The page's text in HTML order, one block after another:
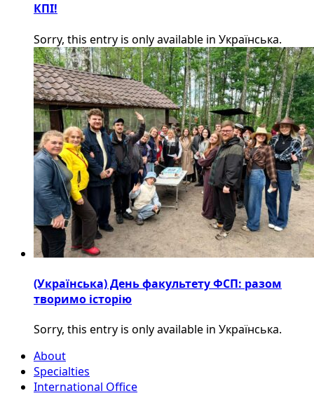
КПІ!
Sorry, this entry is only available in Українська.
(Українська) День факультету ФСП: разом
творимо історію
Sorry, this entry is only available in Українська.
About
Specialties
International Office